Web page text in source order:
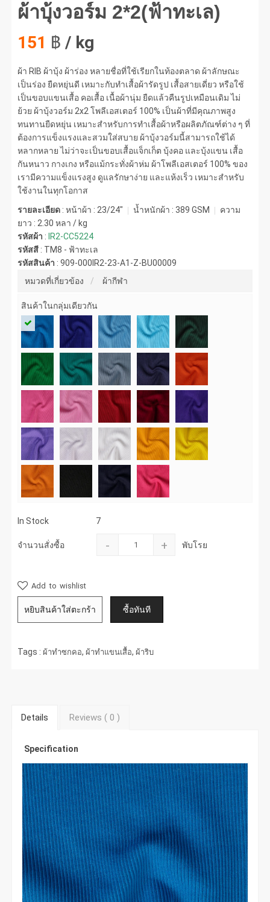
ผ้าบุ้งวอร์ม 2*2(ฟ้าทะเล)
151 ฿ / kg
ผ้า RIB ผ้าบุ้ง ผ้าร่อง หลายชื่อที่ใช้เรียกในท้องตลาด ผ้าลักษณะ
เป็นร่อง ยืดหยุ่นดี เหมาะกับทำเสื้อผ้ารัดรูป เสื้อสายเดี่ยว หรือใช้
เป็นขอบแขนเสื้อ คอเสื้อ เนื้อผ้านุ่ม ยืดแล้วคืนรูปเหมือนเดิม ไม่
ย้วย ผ้าบุ้งวอร์ม 2x2 โพลีเอสเตอร์ 100% เป็นผ้าที่มีคุณภาพสูง
ทนทานยืดหยุ่น เหมาะสำหรับการทำเสื้อผ้าหรือผลิตภัณฑ์ต่าง ๆ ที่
ต้องการแข็งแรงและสวมใส่สบาย ผ้าบุ้งวอร์มนี้สามารถใช้ได้
หลากหลาย ไม่ว่าจะเป็นขอบเสื้อแจ็กเก็ต บุ้งคอ และบุ้งแขน เสื้อ
กันหนาว กางเกง หรือแม้กระทั่งผ้าห่ม ผ้าโพลีเอสเตอร์ 100% ของ
เรามีความแข็งแรงสูง ดูแลรักษาง่าย และแห้งเร็ว เหมาะสำหรับ
ใช้งานในทุกโอกาส
รายละเอียด : หน้าผ้า : 23/24" น้ำหนักผ้า : 389 GSM
ความ
ยาว : 2.30 หลา / kg
รหัสผ้า :IR2-CC5224
รหัสสี : TM8 - ฟ้าทะเล
รหัสสินค้า :909-000IR2-23-A1-Z-BU00009
หมวดที่เกี่ยวข้อง
ผ้ากีฬา
สินค้าในกลุ่มเดียวกัน
In Stock 7
จำนวนสั่งซื้อ - + พับโรย
Add to wishlist
Tags :ผ้าทำซกคอ,ผ้าทำแขนเสื้อ,ผ้าริบ
Details Reviews ( 0)
Specification